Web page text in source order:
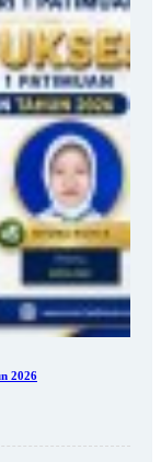
2026